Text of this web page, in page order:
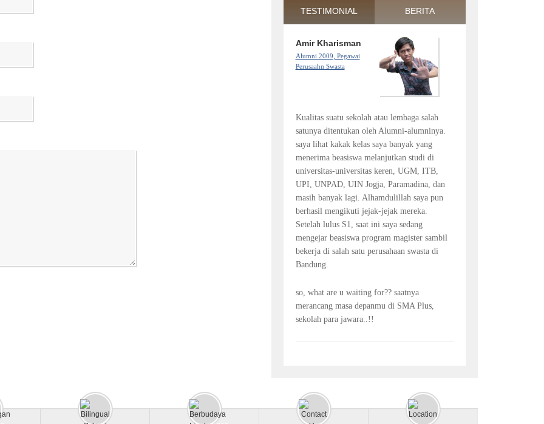
TESTIMONIAL BERITA
Amir Kharisman
Alumni 2009, Pegawai
Perusaahn Swasta
Kualitas suatu sekolah atau lembaga salah
satunya ditentukan oleh Alumni-alumninya.
saya lihat kakak kelas saya banyak yang
menerima beasiswa melanjutkan studi di
universitas-universitas keren, UGM, ITB,
UPI, UNPAD, UIN Jogja, Paramadina, dan
masih banyak lagi. Alhamdulillah saya pun
berhasil mengikuti jejak-jejak mereka.
Setelah lulus S1, saat ini saya sedang
mengejar beasiswa program magister sambil
bekerja di salah satu perusahaan swasta di
Bandung.
so, what are u waiting for?? saatnya
merancang masa depanmu di SMA Plus,
sekolah para jawara..!!